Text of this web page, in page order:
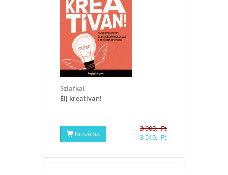
Szlafkai
Élj kreatívan!
Kosárba
3 900.- Ft
3 510.- Ft